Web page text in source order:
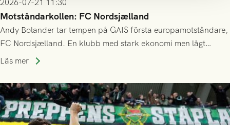
2026-07-21 11:30
Motståndarkollen: FC Nordsjælland
Andy Bolander tar tempen på GAIS första europamotståndare,
FC Nordsjælland. En klubb med stark ekonomi men lågt
publiksnitt, ett lag med både kollektiv styrka och individuell
Läs mer